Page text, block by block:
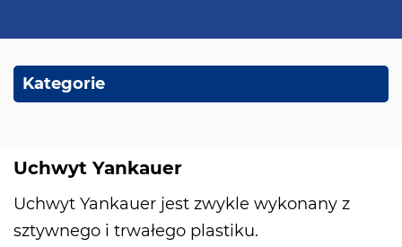
Kategorie
Uchwyt Yankauer
Uchwyt Yankauer jest zwykle wykonany z
sztywnego i trwałego plastiku.